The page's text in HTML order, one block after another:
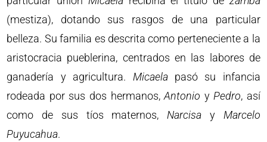
(mestiza), dotando sus rasgos de una particular
belleza. Su familia es descrita como perteneciente a la
aristocracia pueblerina, centrados en las labores de
ganadería y agricultura. Micaelapasó su infancia
rodeada por sus dos hermanos,Antonio y Pedro, así
como de sus tíos maternos, Narcisa y Marcelo
Puyucahua.